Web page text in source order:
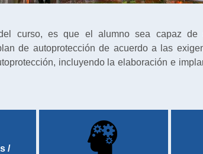
curso, es que el alumno sea capaz de
de autoprotección de acuerdo a las
incluyendo la elaboración e
/